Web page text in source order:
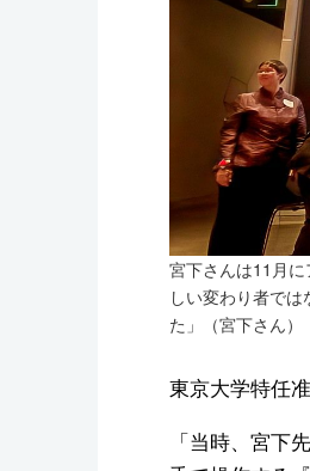
宮下さんは11月
しい変わり者で
た」（宮下さん）
東京大学特任
「当時、宮下